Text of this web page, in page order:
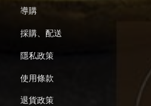
導購
採購、配送
隱私政策
使用條款
退貨政策